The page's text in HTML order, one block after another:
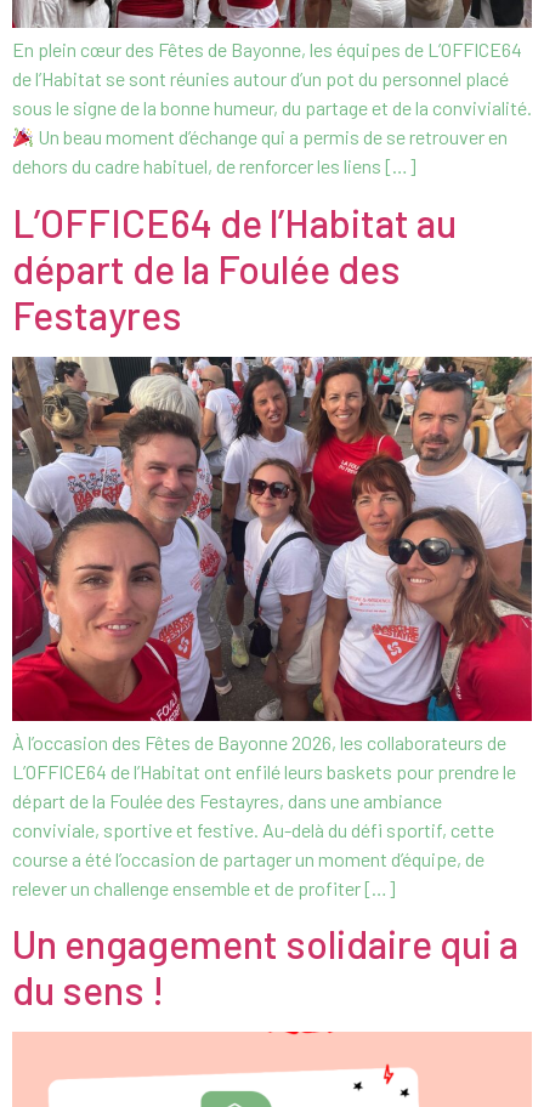
En plein cœur des Fêtes de Bayonne, les équipes de L’OFFICE64
de l’Habitat se sont réunies autour d’un pot du personnel placé
sous le signe de la bonne humeur, du partage et de la convivialité.
Un beau moment d’échange qui a permis de se retrouver en
dehors du cadre habituel, de renforcer les liens […]
L’OFFICE64 de l’Habitat au
départ de la Foulée des
Festayres
À l’occasion des Fêtes de Bayonne 2026, les collaborateurs de
L’OFFICE64 de l’Habitat ont enfilé leurs baskets pour prendre le
départ de la Foulée des Festayres, dans une ambiance
conviviale, sportive et festive. Au-delà du défi sportif, cette
course a été l’occasion de partager un moment d’équipe, de
relever un challenge ensemble et de profiter […]
Un engagement solidaire qui a
du sens !